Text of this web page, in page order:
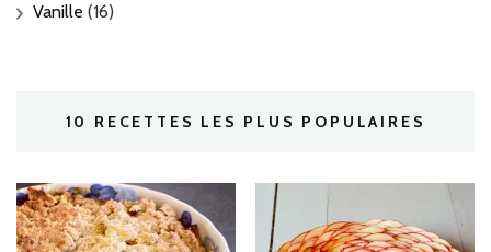
Vanille (16)
10 RECETTES LES PLUS POPULAIRES